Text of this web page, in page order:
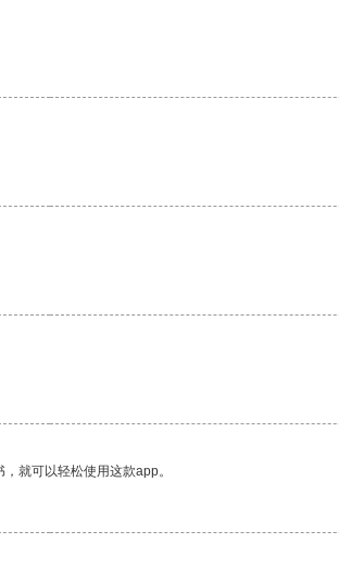
就可以轻松使用这款app。